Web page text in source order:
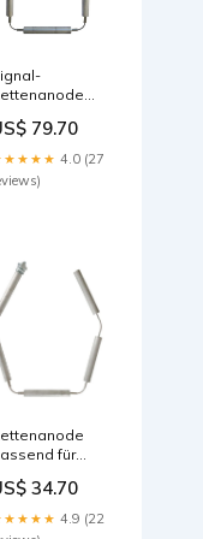
Eltron
400 P 750
79.70
4.0 (27
für
34.70
4.9 (22